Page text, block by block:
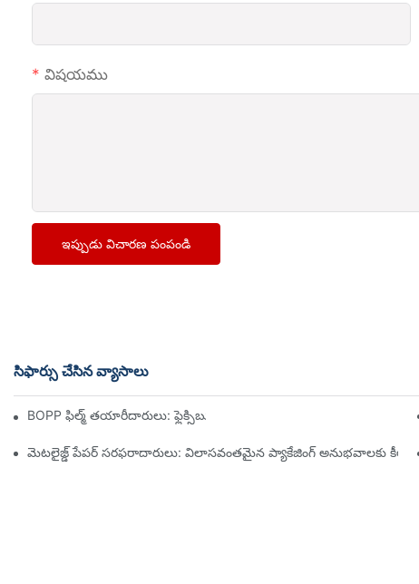
విషయము
ఇప్పుడు విచారణ పంపండి
సిఫార్సు చేసిన వ్యాసాలు
BOPP ఫిల్మ్ తయారీదారులు: ఫ్లెక్సిబుల్ ప్యాకేజింగ్ యొక్క వెన్నెముక
మెటలైజ్డ్ పేపర్ సరఫరాదారులు: విలాసవంతమైన ప్యాకేజింగ్ అనుభవాలకు కీలకం